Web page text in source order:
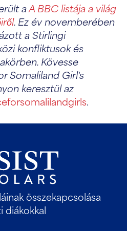
aA BBC listája a világ
. Ez év novemberében
a Stirlingi
konfliktusok és
Kövesse
Somaliland Girl's
keresztül az
.
összekapcsolása
diákokkal